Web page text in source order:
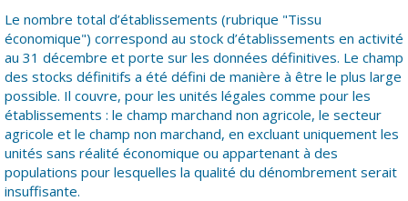
Le nombre total d’établissements (rubrique "Tissu
économique") correspond au stock d’établissements en activité
au 31 décembre et porte sur les données définitives. Le champ
des stocks définitifs a été défini de manière à être le plus large
possible. Il couvre, pour les unités légales comme pour les
établissements : le champ marchand non agricole, le secteur
agricole et le champ non marchand, en excluant uniquement les
unités sans réalité économique ou appartenant à des
populations pour lesquelles la qualité du dénombrement serait
insuffisante.